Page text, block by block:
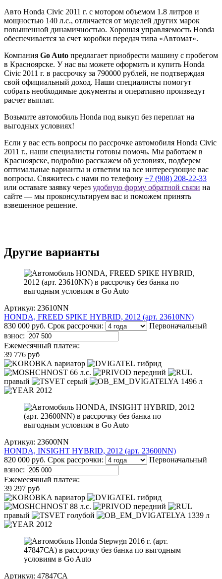
Авто Honda Civic 2011 г. с мотором объемом 1.8 литров и
мощностью 140 л.с., отличается от моделей других марок
повышенной динамичностью. Хорошая управляемость Honda
обеспечивается за счет коробки передач типа «Автомат».
Компания Go Auto предлагает приобрести машину с пробегом
в Красноярске. У нас вы можете оформить и купить Honda
Civic 2011 г. в рассрочку за 790000 рублей, не подтверждая
свой официальный доход. Наши специалисты помогут
собрать необходимые документы и оперативно произведут
расчет выплат.
Возьмите автомобиль Honda под выкуп без переплат на
выгодных условиях!
Если у вас есть вопросы по рассрочке автомобиля Honda Civic
2011 г., наши специалисты готовы помочь. Мы работаем в
Красноярске, подробно расскажем об условиях, подберем
оптимальные варианты и ответим на все интересующие вас
вопросы. Свяжитесь с нами по телефону +7 (908) 208-22-33
или оставьте заявку через удобную форму обратной связи на
сайте — мы проконсультируем вас и поможем принять
взвешенное решение.
Другие варианты
Артикул: 23610NN
HONDA, FREED SPIKE HYBRID, 2012 (арт. 23610NN)
830 000 руб. Срок рассрочки:
Первоначальный
взнос:
Ежемесячный платеж:
39 776 руб
вариатор
гибрид
66 л.с.
передний
правый
серый
1496 л
2012
Артикул: 23600NN
HONDA, INSIGHT HYBRID, 2012 (арт. 23600NN)
820 000 руб. Срок рассрочки:
Первоначальный
взнос:
Ежемесячный платеж:
39 297 руб
вариатор
гибрид
88 л.с.
передний
правый
голубой
1339 л
2012
Артикул: 47847СА